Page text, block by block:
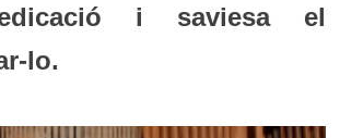
i saviesa el
lo.